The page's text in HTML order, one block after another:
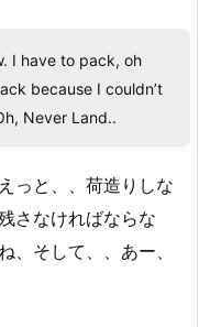
I have to pack, oh
because I couldn’t
Never Land..
っと、、荷造りしな
さなければならな
、そして、、あー、